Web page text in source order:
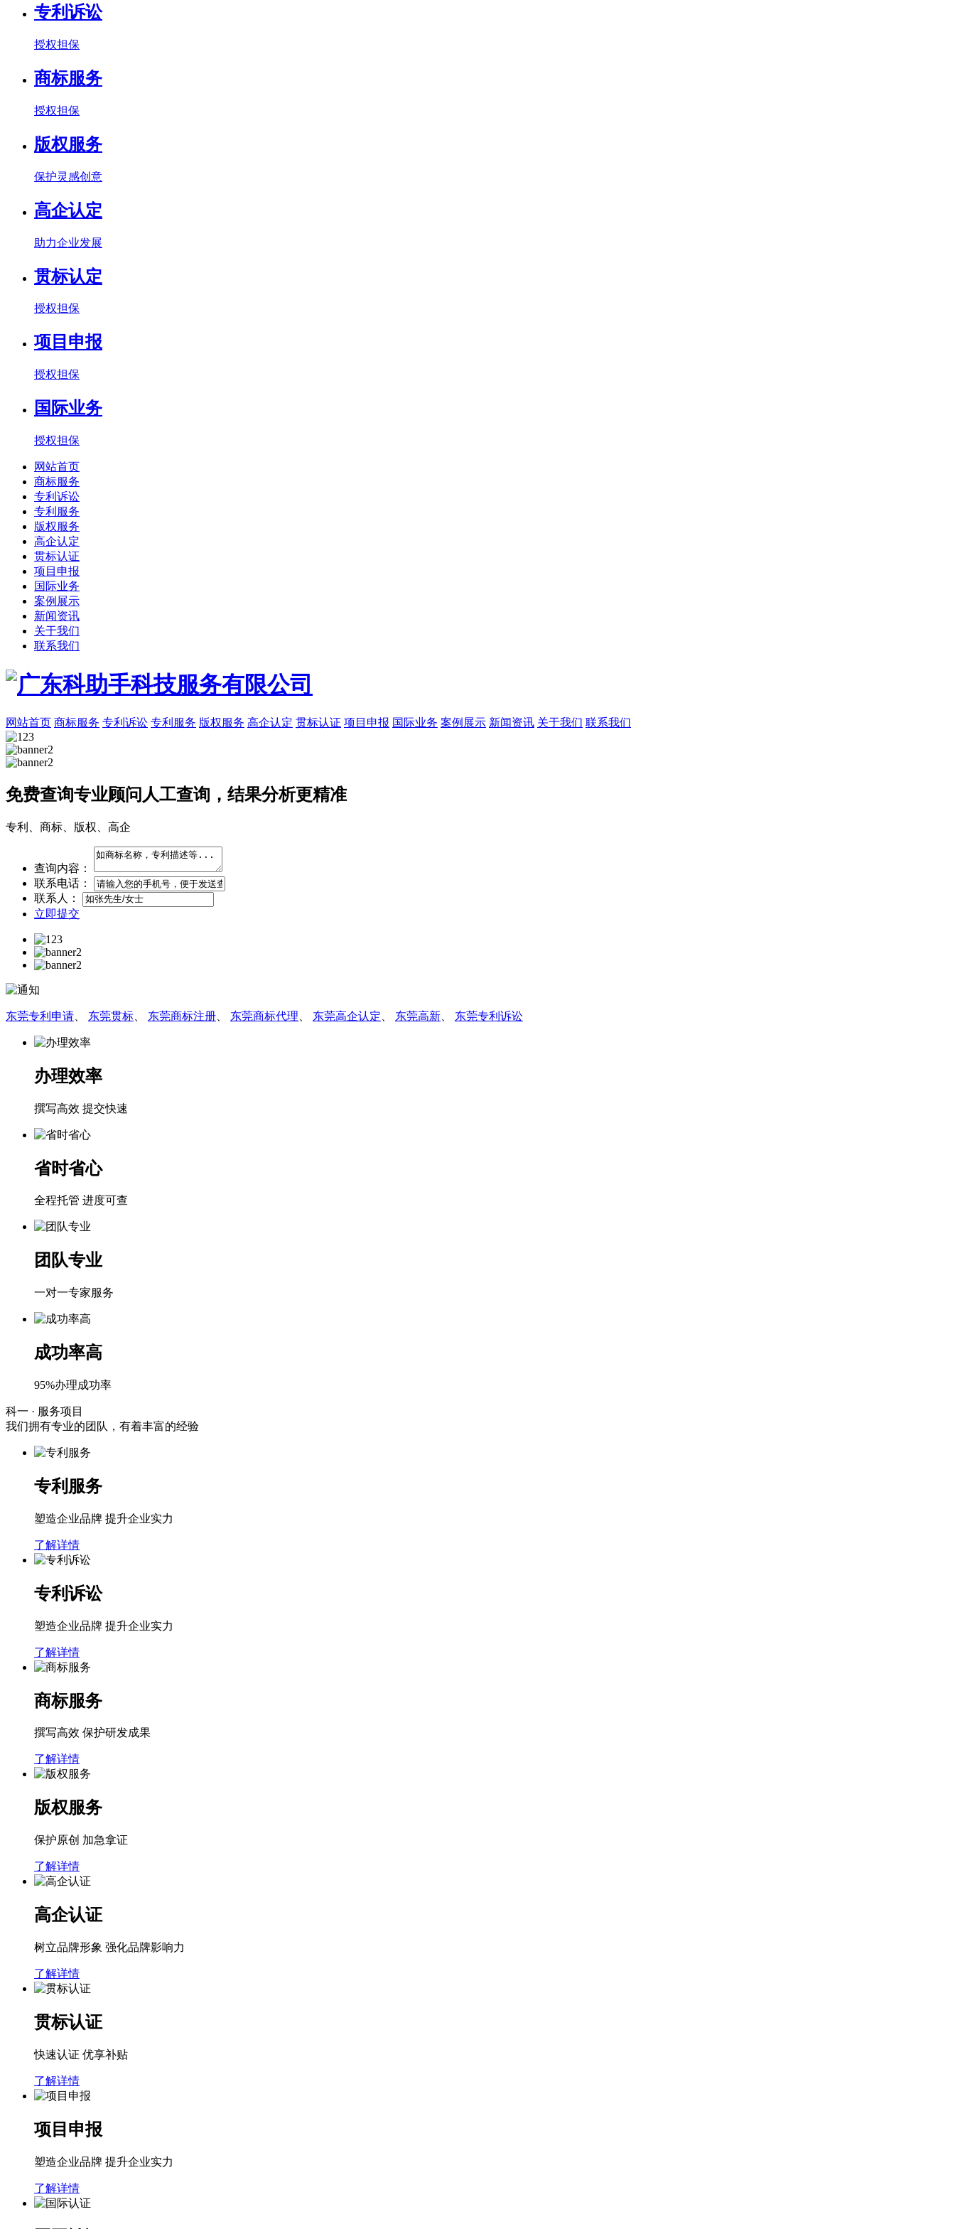
专利诉讼
授权担保
商标服务
授权担保
版权服务
保护灵感创意
高企认定
助力企业发展
贯标认定
授权担保
项目申报
授权担保
国际业务
授权担保
网站首页
商标服务
专利诉讼
专利服务
版权服务
高企认定
贯标认证
项目申报
国际业务
案例展示
新闻资讯
关于我们
联系我们
网站首页 商标服务 专利诉讼 专利服务 版权服务 高企认定 贯标认证 项目申报 国际业务 案例展示 新闻资讯 关于我们 联系我们
免费查询专业顾问人工查询，结果分析更精准
专利、商标、版权、高企
查询内容：
联系电话：
联系人：
立即提交
东莞专利申请 东莞贯标 东莞商标注册 东莞商标代理 东莞高企认定 东莞高新 东莞专利诉讼
办理效率
撰写高效 提交快速
省时省心
全程托管 进度可查
团队专业
一对一专家服务
成功率高
95%办理成功率
科一 · 服务项目
我们拥有专业的团队，有着丰富的经验
专利服务
塑造企业品牌 提升企业实力
了解详情
专利诉讼
塑造企业品牌 提升企业实力
了解详情
商标服务
撰写高效 保护研发成果
了解详情
版权服务
保护原创 加急拿证
了解详情
高企认证
树立品牌形象 强化品牌影响力
了解详情
贯标认证
快速认证 优享补贴
了解详情
项目申报
塑造企业品牌 提升企业实力
了解详情